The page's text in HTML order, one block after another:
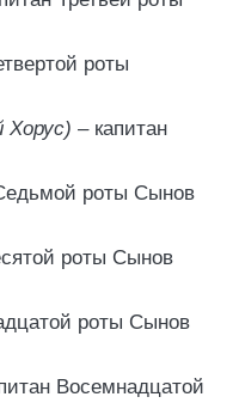
роты
Хорус) –капитан
роты Сынов
роты Сынов
роты Сынов
Восемнадцатой